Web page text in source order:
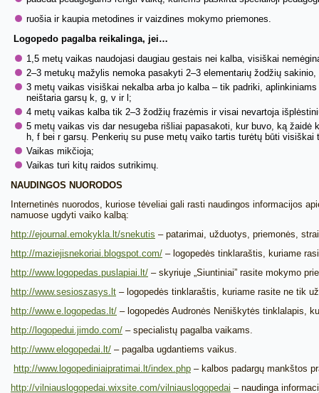
ruošia ir kaupia metodines ir vaizdines mokymo priemones.
Logopedo pagalba reikalinga, jei…
1,5 metų vaikas naudojasi daugiau gestais nei kalba, visiškai
2–3 metukų mažylis nemoka pasakyti 2–3 elementarių žodžių
3 metų vaikas visiškai nekalba arba jo kalba – tik padriki,
neištaria garsų k, g, v ir l;
4 metų vaikas kalba tik 2–3 žodžių frazėmis ir visai nevartoja
5 metų vaikas vis dar nesugeba rišliai papasakoti, kur buvo, ką
h, f bei r garsų. Penkerių su puse metų vaiko tartis turėtų būti visiškai
Vaikas mikčioja;
Vaikas turi kitų raidos sutrikimų.
NAUDINGOS NUORODOS
Internetinės nuorodos, kuriose tėveliai gali rasti naudingos informacijos
namuose ugdyti vaiko kalbą:
http://ejournal.emokykla.lt/snekutis – patarimai, užduotys, priemonės,
http://maziejisnekoriai.blogspot.com/ – logopedės tinklaraštis, kuriame
http://www.logopedas.puslapiai.lt/ – skyriuje „Siuntiniai” rasite mokymo
http://www.sesioszasys.lt – logopedės tinklaraštis, kuriame rasite ne tik
http://www.e.logopedas.lt/ – logopedės Audronės Neniškytės tinklalapis,
http://logopedui.jimdo.com/ – specialistų pagalba vaikams.
http://www.elogopedai.lt/ – pagalba ugdantiems vaikus.
http://www.logopediniaipratimai.lt/index.php – kalbos padargų mankštos
http://vilniauslogopedai.wixsite.com/vilniauslogopedai – naudinga